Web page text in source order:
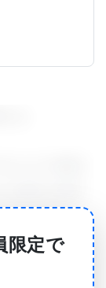
絶え間ない
型（CNV）
検査を受
限定で